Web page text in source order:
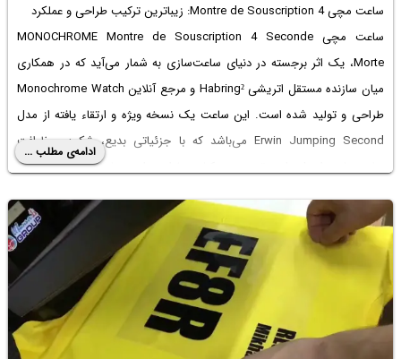
ساعت مچی Montre de Souscription 4: زیباترین ترکیب طراحی و عملکرد
ساعت مچی MONOCHROME Montre de Souscription 4 Seconde
Morte، یک اثر برجسته در دنیای ساعت‌سازی به شمار می‌آید که در همکاری
میان سازنده مستقل اتریشی Habring² و مرجع آنلاین Monochrome Watch
طراحی و تولید شده است. این ساعت یک نسخه ویژه و ارتقاء یافته از مدل
Erwin Jumping Second می‌باشد که با جزئیاتی بدیع، شکوه و ظرافت
ساعت‌سازی اصیل را به تصویر می‌کشد. طراحی این زمان‌سنج به وضوح از
نمایش گذاشته می‌شود.
مکانیزم 4 Seconde Morte، یکی از ویژگی‌های مهم این ساعت مچی مردانه
می‌باشد که به معنای حرکت نادر و خاص عقربه ثانیه‌شمار است. در این سیستم،
عقربه ثانیه‌شمار به مدت 4 ثانیه متوقف شده و سپس دوباره به حرکت درمی‌آید
که در نوع خود یکی از پیچیده‌ترین و جذاب‌ترین ویژگی‌های فنی در
ساعت‌سازی می‌باشد. تلفیق هوشمندانه مهندسی دقیق با زیبایی‌شناسی هنری،
ادامه‌ی مطلب ...